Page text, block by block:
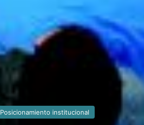
Posicionamiento institucional